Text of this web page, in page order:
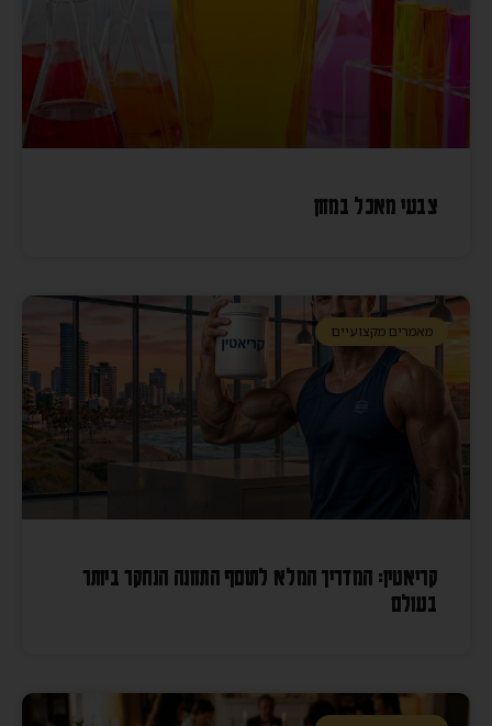
צבעי מאכל במזון
מאמרים מקצועיים
קריאטין: המדריך המלא לתוסף התזונה הנחקר ביותר
בעולם